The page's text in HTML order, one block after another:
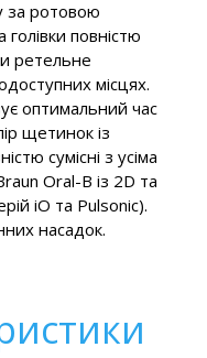
за ротовою
повністю
ретельне
місцях.
оптимальний час
щетинок із
сумісні з усіма
Oral-B із 2D та
iO та Pulsonic).
насадок.